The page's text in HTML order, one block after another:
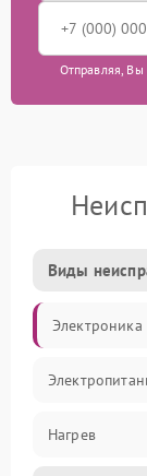
Отправляя, Вы
Виды
Электроника
Нагрев